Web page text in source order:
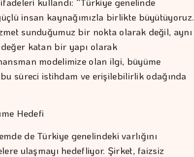
insan kaynağımızla birlikte büyütüyoruz.
sunduğumuz bir nokta olarak değil, aynı
katan bir yapı olarak
modelimize olan ilgi, büyüme
süreci istihdam ve erişilebilirlik odağında
Hedefi
de Türkiye genelindeki varlığını
ulaşmayı hedefliyor. Şirket, faizsiz